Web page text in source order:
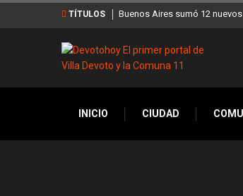
TÍTULOS
Bares Notables y ya son 90 en toda la CiudadLos stands
INICIO CIUDAD